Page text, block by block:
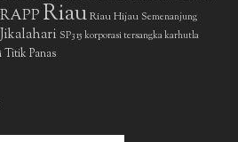
RAPPRiauRiau Hijau Semenanjung
SP3 15 korporasi tersangka karhutla
Titik Panas